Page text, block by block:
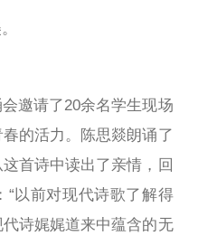
邀请了20余名学生现场
的活力。陈思燚朗诵了
首诗中读出了亲情，回
“以前对现代诗歌了解得
诗娓娓道来中蕴含的无